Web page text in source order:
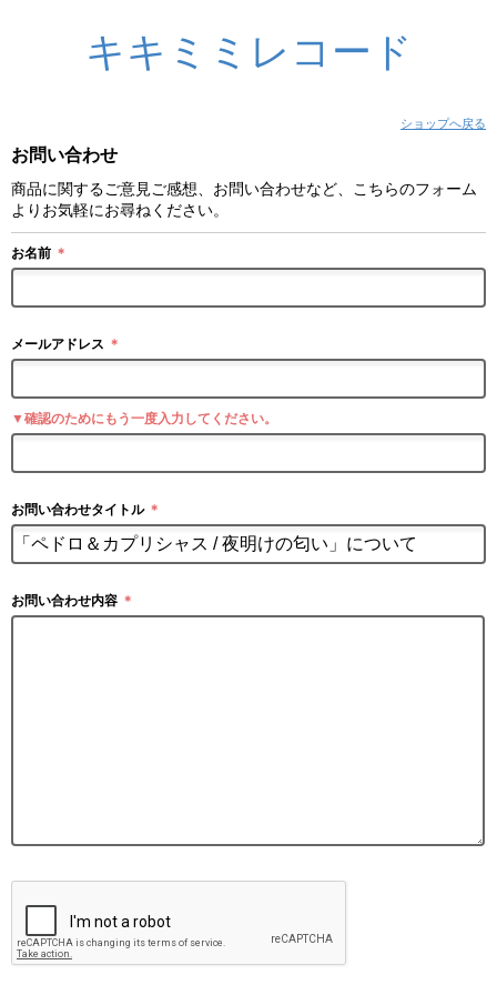
キキミミレコード
ショップへ戻る
お問い合わせ
商品に関するご意見ご感想、お問い合わせなど、こちらのフォーム
よりお気軽にお尋ねください。
お名前 ＊
メールアドレス ＊
▼確認のためにもう一度入力してください。
お問い合わせタイトル ＊
お問い合わせ内容 ＊